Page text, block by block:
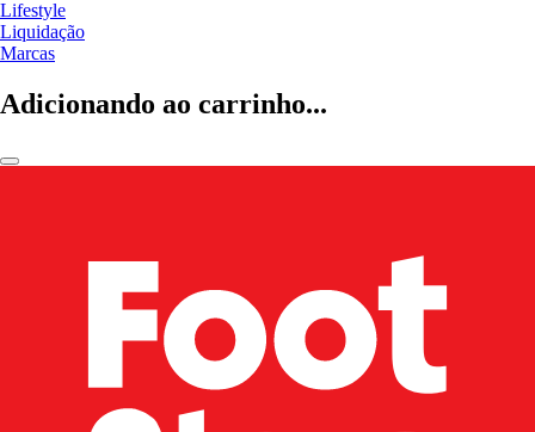
Lifestyle
Liquidação
Marcas
Adicionando ao carrinho...